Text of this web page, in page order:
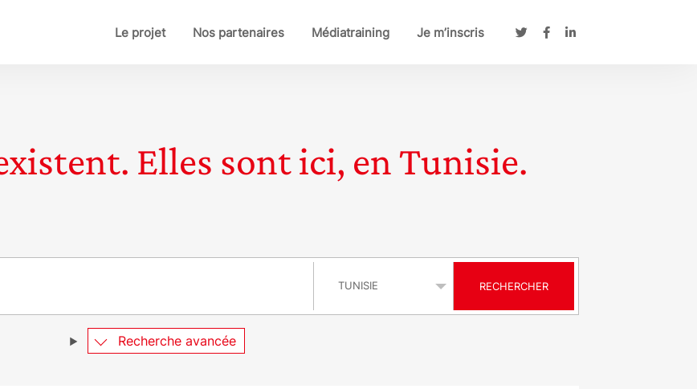
Le projet Nos partenaires Médiatraining Je m’inscris
Elles sont ici, en Tunisie.
RECHERCHER
Recherche avancée